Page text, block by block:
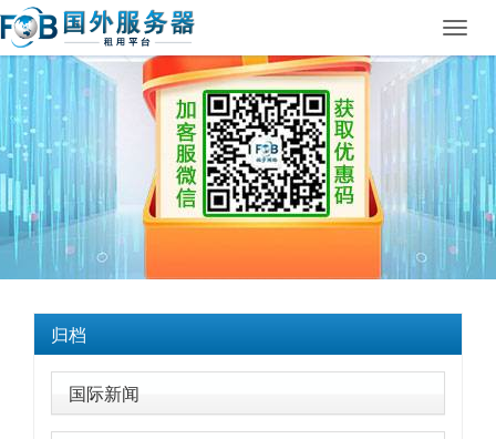
归档
国际新闻